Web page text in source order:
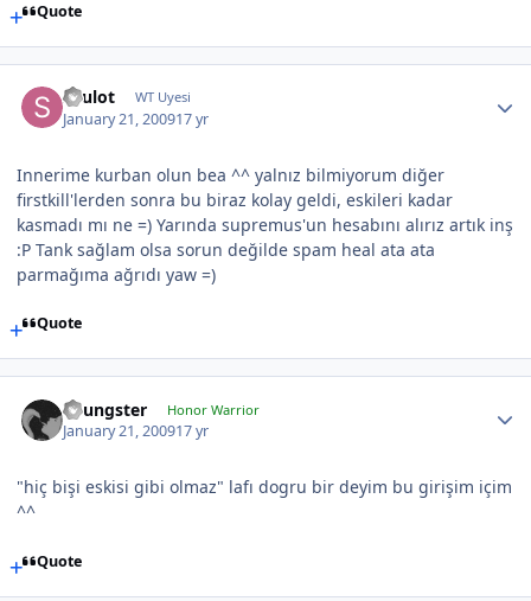
Quote
Saulot WT Uyesi
January 21, 200917 yr
Innerime kurban olun bea ^^ yalnız bilmiyorum diğer
firstkill'lerden sonra bu biraz kolay geldi, eskileri kadar
kasmadı mı ne =) Yarında supremus'un hesabını alırız artık inş
:P Tank sağlam olsa sorun değilde spam heal ata ata
parmağıma ağrıdı yaw =)
Quote
Youngster Honor Warrior
January 21, 200917 yr
"hiç bişi eskisi gibi olmaz" lafı dogru bir deyim bu girişim içim
^^
Quote